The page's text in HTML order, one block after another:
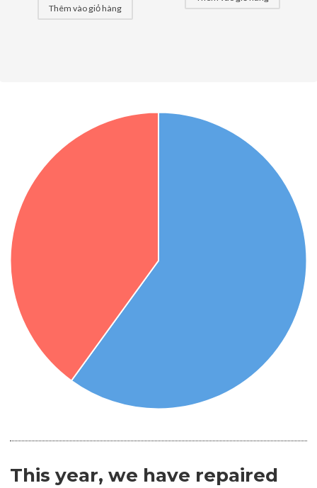
Thêm vào giỏ hàng
This year, we have repaired